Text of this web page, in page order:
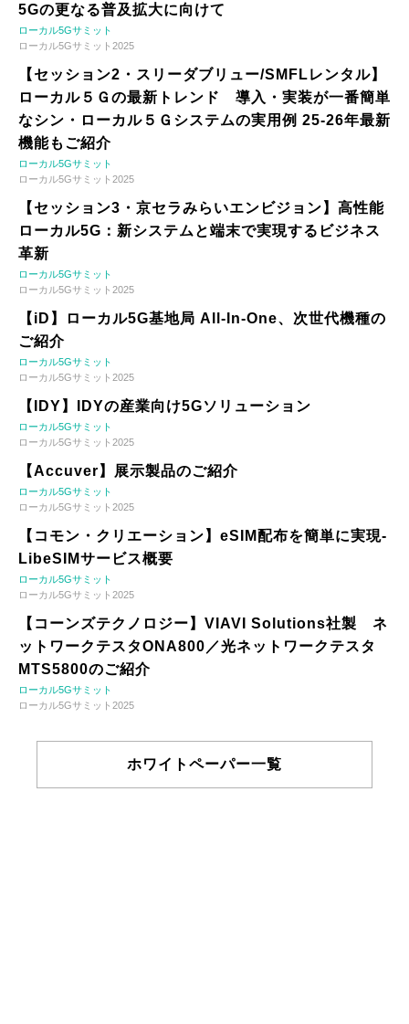
5Gの更なる普及拡大に向けて
ローカル5Gサミット
ローカル5Gサミット2025
【セッション2・スリーダブリュー/SMFLレンタル】
ローカル５Ｇの最新トレンド 導入・実装が一番簡単
なシン・ローカル５Ｇシステムの実用例 25-26年最新
機能もご紹介
ローカル5Gサミット
ローカル5Gサミット2025
【セッション3・京セラみらいエンビジョン】高性能
ローカル5G：新システムと端末で実現するビジネス
革新
ローカル5Gサミット
ローカル5Gサミット2025
【iD】ローカル5G基地局 All-In-One、次世代機種の
ご紹介
ローカル5Gサミット
ローカル5Gサミット2025
【IDY】IDYの産業向け5Gソリューション
ローカル5Gサミット
ローカル5Gサミット2025
【Accuver】展示製品のご紹介
ローカル5Gサミット
ローカル5Gサミット2025
【コモン・クリエーション】eSIM配布を簡単に実現-
LibeSIMサービス概要
ローカル5Gサミット
ローカル5Gサミット2025
【コーンズテクノロジー】VIAVI Solutions社製 ネ
ットワークテスタONA800／光ネットワークテスタ
MTS5800のご紹介
ローカル5Gサミット
ローカル5Gサミット2025
ホワイトペーパー一覧